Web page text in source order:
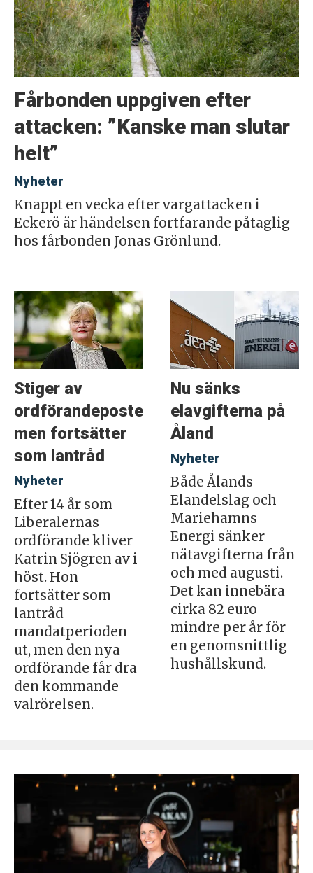
Fårbonden uppgiven efter
attacken: ”Kanske man slutar
helt”
Nyheter
Knappt en vecka efter vargattacken i
Eckerö är händelsen fortfarande påtaglig
hos fårbonden Jonas Grönlund.
Stiger av
ordförandeposten
men fortsätter
som lantråd
Nyheter
Efter 14 år som
Liberalernas
ordförande kliver
Katrin Sjögren av i
höst. Hon
fortsätter som
lantråd
mandatperioden
ut, men den nya
ordförande får dra
den kommande
valrörelsen.
Nu sänks
elavgifterna på
Åland
Nyheter
Både Ålands
Elandelslag och
Mariehamns
Energi sänker
nätavgifterna från
och med augusti.
Det kan innebära
cirka 82 euro
mindre per år för
en genomsnittlig
hushållskund.